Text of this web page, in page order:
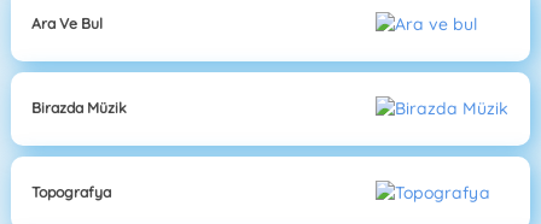
Ara Ve Bul
Birazda Müzik
Topografya